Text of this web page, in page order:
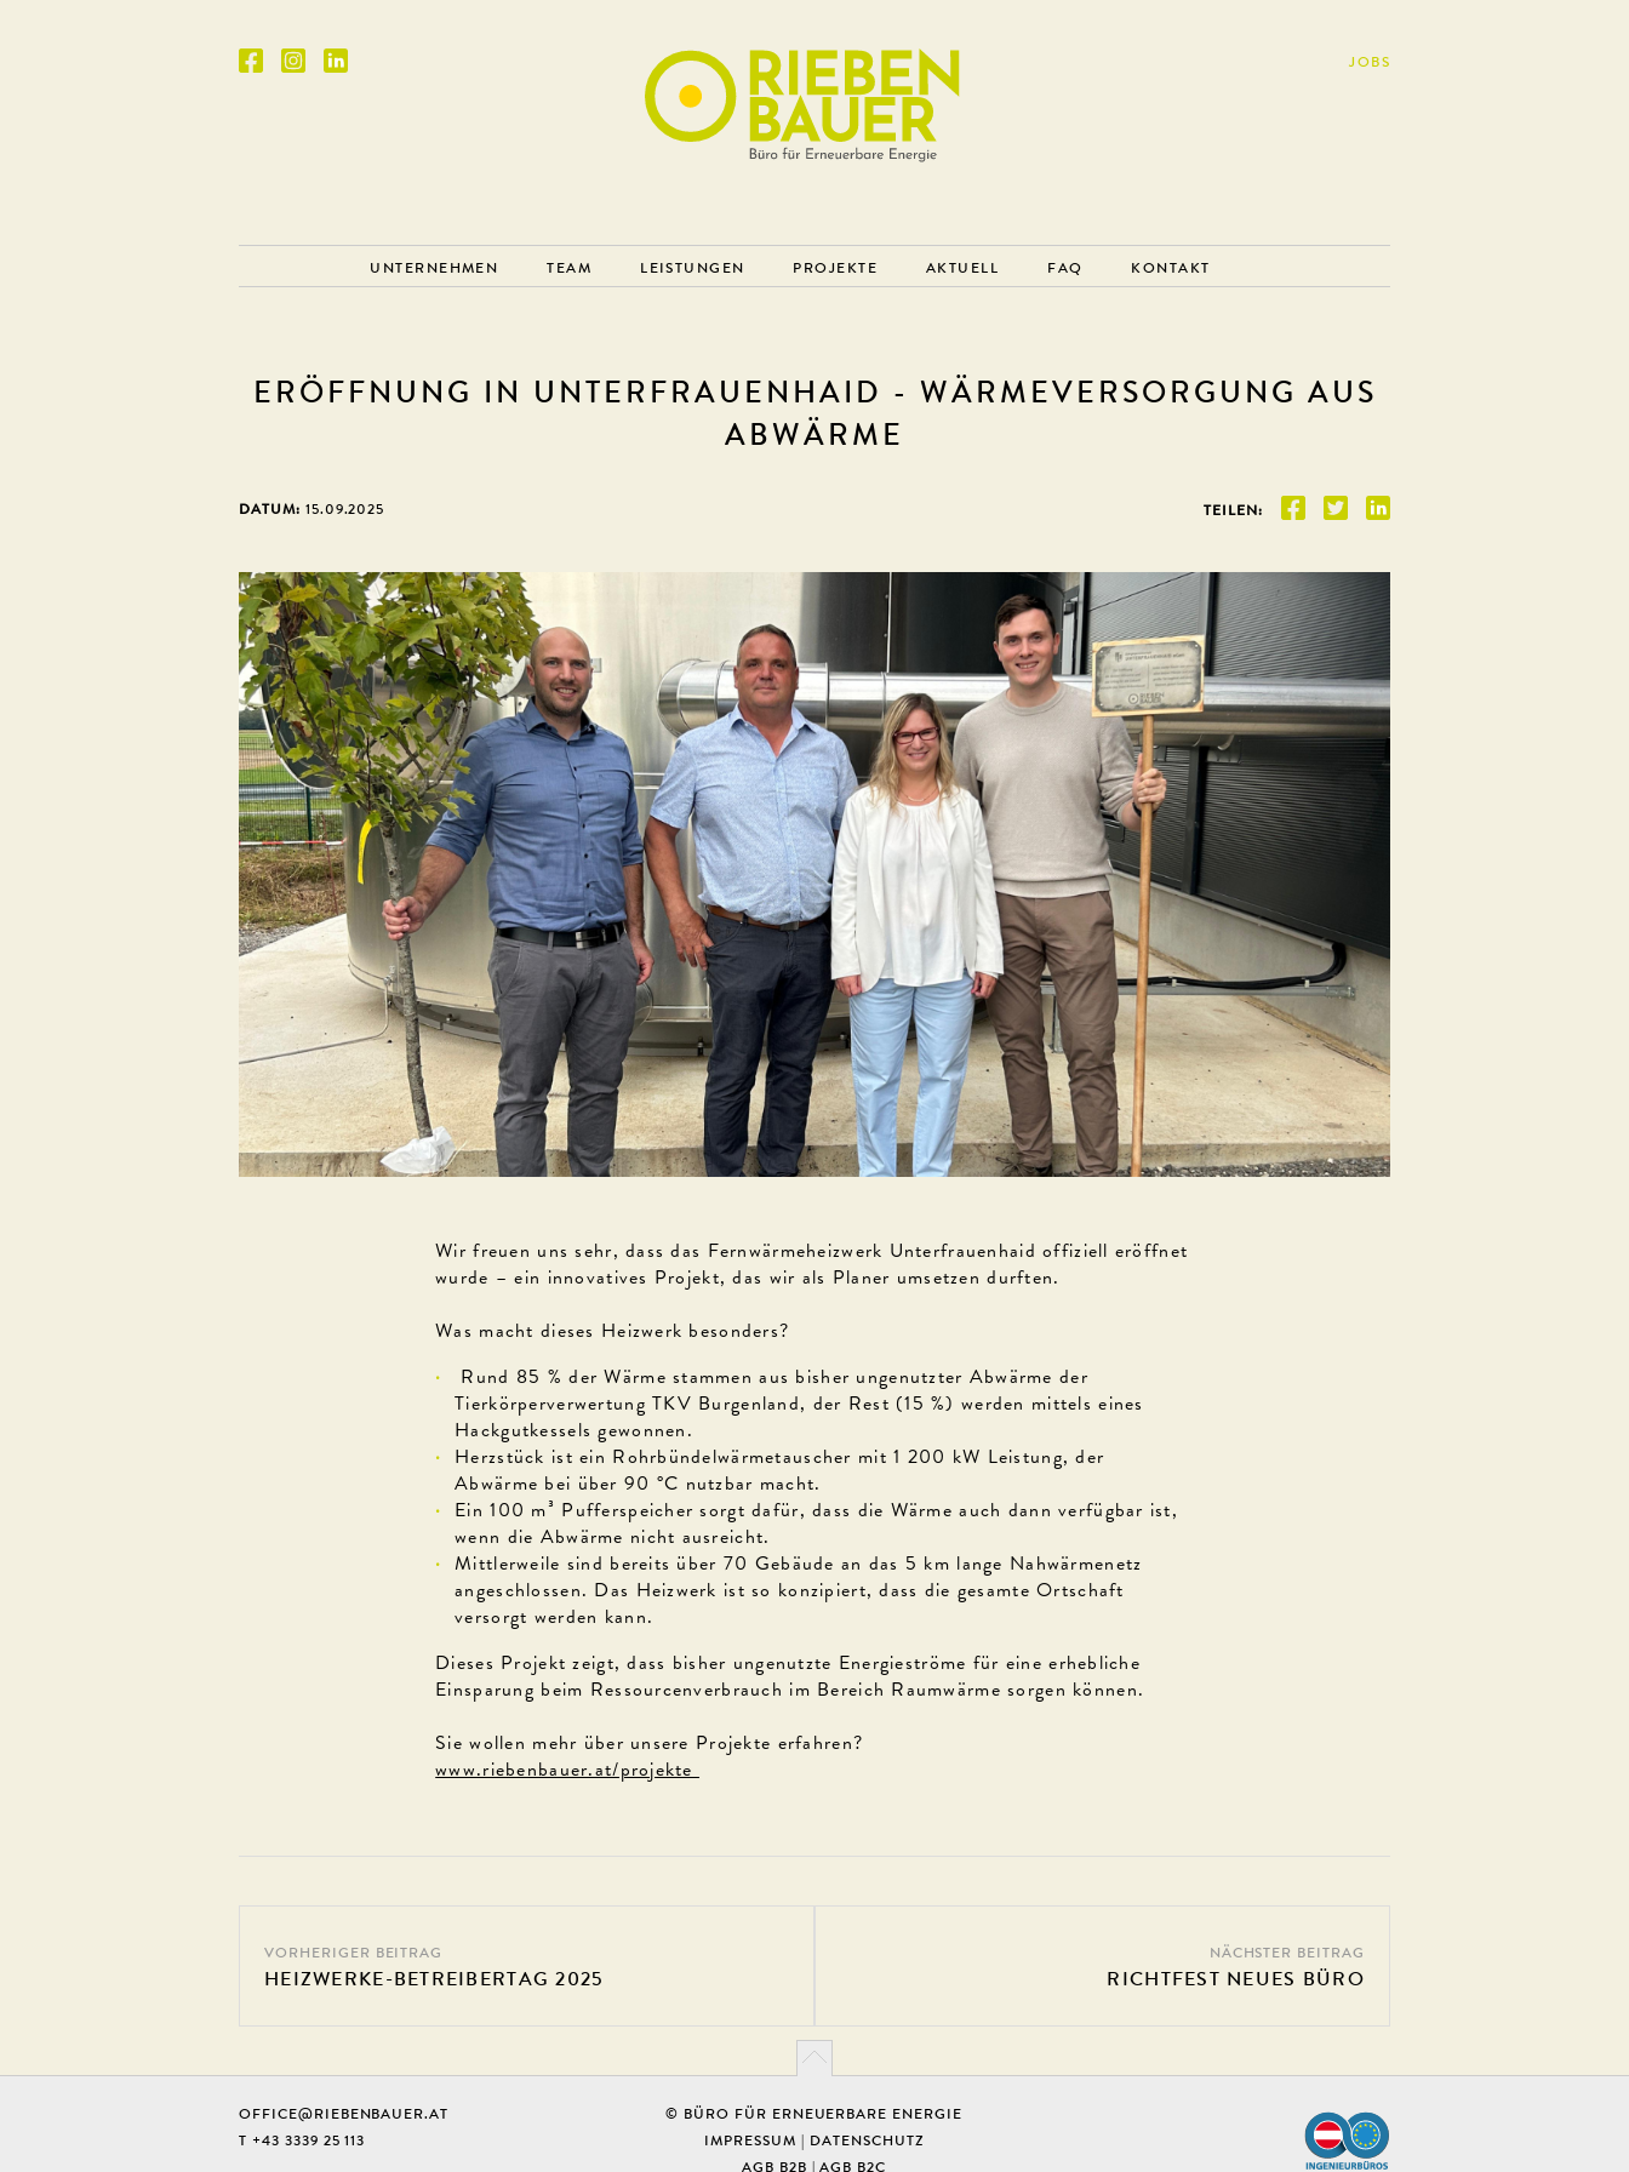
JOBS
UNTERNEHMEN TEAM LEISTUNGEN PROJEKTE AKTUELL FAQ KONTAKT
ERÖFFNUNG IN UNTERFRAUENHAID - WÄRMEVERSORGUNG AUS
ABWÄRME
DATUM: 15.09.2025 TEILEN:
Wir freuen uns sehr, dass das Fernwärmeheizwerk Unterfrauenhaid offiziell eröffnet
wurde – ein innovatives Projekt, das wir als Planer umsetzen durften.
Was macht dieses Heizwerk besonders?
Rund 85 % der Wärme stammen aus bisher ungenutzter Abwärme der
Tierkörperverwertung TKV Burgenland, der Rest (15 %) werden mittels eines
Hackgutkessels gewonnen.
Herzstück ist ein Rohrbündelwärmetauscher mit 1 200 kW Leistung, der
Abwärme bei über 90 °C nutzbar macht.
Ein 100 m³ Pufferspeicher sorgt dafür, dass die Wärme auch dann verfügbar ist,
wenn die Abwärme nicht ausreicht.
Mittlerweile sind bereits über 70 Gebäude an das 5 km lange Nahwärmenetz
angeschlossen. Das Heizwerk ist so konzipiert, dass die gesamte Ortschaft
versorgt werden kann.
Dieses Projekt zeigt, dass bisher ungenutzte Energieströme für eine erhebliche
Einsparung beim Ressourcenverbrauch im Bereich Raumwärme sorgen können.
Sie wollen mehr über unsere Projekte erfahren?
www.riebenbauer.at/projekte
VORHERIGER BEITRAG
HEIZWERKE-BETREIBERTAG 2025
NÄCHSTER BEITRAG
RICHTFEST NEUES BÜRO
OFFICE@RIEBENBAUER.AT
T +43 3339 25 113
© BÜRO FÜR ERNEUERBARE ENERGIE
IMPRESSUM | DATENSCHUTZ
AGB B2B |AGB B2C